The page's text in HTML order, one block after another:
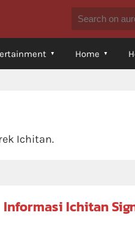
Home
Ichitan.
Informasi Ichitan